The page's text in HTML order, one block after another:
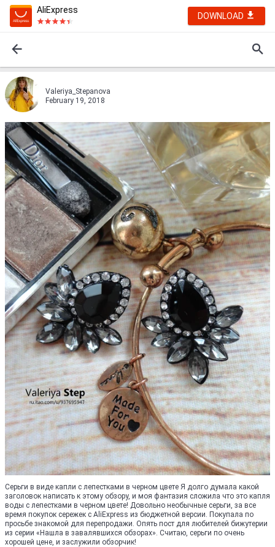
AliExpress
DOWNLOAD
Valeriya_Stepanova
February 19, 2018
Серьги в виде капли с лепестками в черном цвете Я долго думала какой
заголовок написать к этому обзору, и моя фантазия сложила что это капля
воды с лепестками в черном цвете! Довольно необычные серьги, за все
время покупок сережек с AliExpress из бюджетной версии. Покупала по
просьбе знакомой для перепродажи. Опять пост для любителей бижутерии
из серии «Нашла в завалявшихся обзорах». Считаю, серьги по очень
хорошей цене, и заслужили обзорчик!